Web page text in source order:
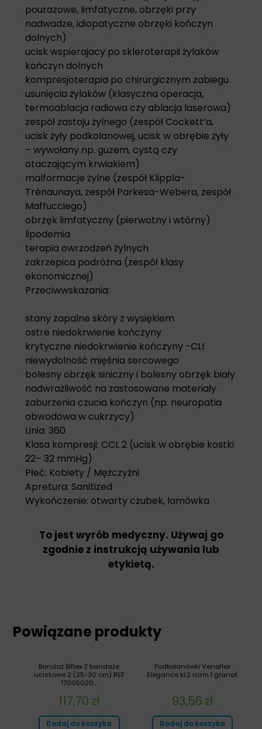
pourazowe, limfatyczne, obrzęki przy
nadwadze, idiopatyczne obrzęki kończyn
dolnych)
ucisk wspierajacy po skleroterapii żylaków
kończyn dolnych
kompresjoterapia po chirurgicznym zabiegu
usunięcia żylaków (klasyczna operacja,
termoablacja radiowa czy ablacja laserowa)
zespół zastoju żylnego (zespół Cockett‘a,
ucisk żyły podkolanowej, ucisk w obrębie żyły
– wywołany np. guzem, cystą czy
otaczającym krwiakiem)
malformacje żylne (zespół Klippla-
Trénaunaya, zespół Parkesa-Webera, zespół
Maffucciego)
obrzęk limfatyczny (pierwotny i wtórny)
lipodemia
terapia owrzodzeń żylnych
zakrzepica podróżna (zespół klasy
ekonomicznej)
Przeciwwskazania:
stany zapalne skóry z wysiękiem
ostre niedokrwienie kończyny
krytyczne niedokrwienie kończyny -CLI
niewydolność mięśnia sercowego
bolesny obrzęk siniczny i bolesny obrzęk biały
nadwrażliwość na zastosowane materiały
zaburzenia czucia kończyn (np. neuropatia
obwodowa w cukrzycy)
Linia: 360
Klasa kompresji: CCL 2 (ucisk w obrębie kostki
22– 32 mmHg)
Płeć: Kobiety / Mężczyźni
Apretura: Sanitized
Wykończenie: otwarty czubek, lamówka
To jest wyrób medyczny. Używaj go
zgodnie z instrukcją używania lub
etykietą.
Powiązane produkty
Podkolanówki Venoflex
Elegance kl.2 rozm.1 granat
93,56 zł
Dodaj do koszyka
Bandaż Biflex 2 bandaże
uciskowe 2 (25-30 cm) REF
17005020...
117,70 zł
Dodaj do koszyka